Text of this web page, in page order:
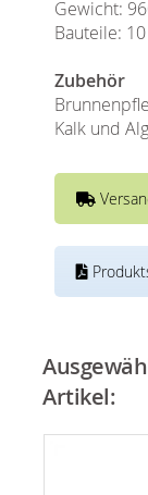
Gewicht:
Bauteile: 10
Zubehör
Kalk und
Artikel: